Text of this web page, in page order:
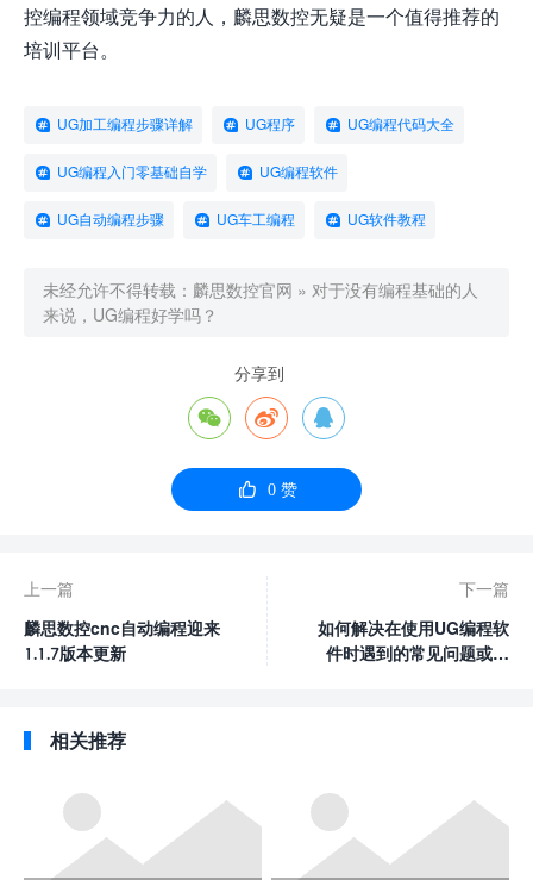
控编程领域竞争力的人，麟思数控无疑是一个值得推荐的
培训平台。
UG加工编程步骤详解 UG程序 UG编程代码大全
UG编程入门零基础自学 UG编程软件
UG自动编程步骤 UG车工编程 UG软件教程
未经允许不得转载： 麟思数控官网 » 对于没有编程基础的人
来说，UG编程好学吗？
分享到
  
 0赞
上一篇
麟思数控cnc自动编程迎来
1.1.7版本更新
下一篇
如何解决在使用UG编程软
件时遇到的常见问题或错
相关推荐